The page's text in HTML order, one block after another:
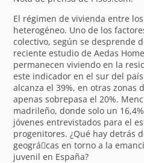
El régimen de vivienda entre
heterogéneo. Uno de los
colectivo, según se desprende
reciente estudio de Aedas
permanecen viviendo en la
este indicador en el sur del país
alcanza el 39%, en otras zonas
apenas sobrepasa el 20%.
madrileño, donde solo un
jóvenes entrevistados para el
progenitores. ¿Qué hay detrás
geográ􀁽cas en torno a la
juvenil en España?